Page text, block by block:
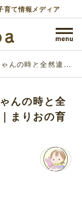
育て情報メディア
んの時と全然違う
んの時と全
まりおの育